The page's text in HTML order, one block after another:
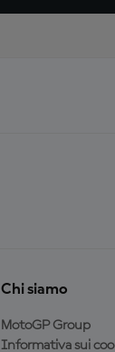
Chi siamo
MotoGP Group
Informativa sui